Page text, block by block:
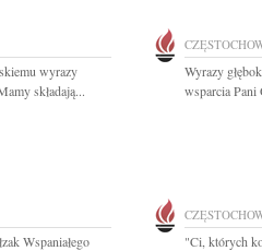
wyrazy
składają...
Wyrazy
wsparcia Pani
Wspaniałego
"Ci, których